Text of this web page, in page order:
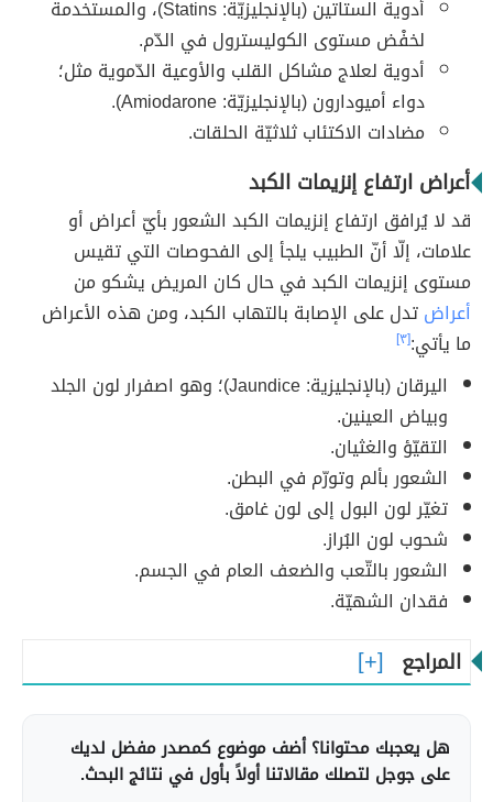
أدوية الستاتين (بالإنجليزيّة: Statins)، والمستخدمة
لخفْض مستوى الكوليسترول في الدّم.
أدوية لعلاج مشاكل القلب والأوعية الدّموية مثل؛
دواء أميودارون (بالإنجليزيّة: Amiodarone).
مضادات الاكتئاب ثلاثيّة الحلقات.
أعراض ارتفاع إنزيمات الكبد
قد لا يُرافق ارتفاع إنزيمات الكبد الشعور بأيّ أعراض أو
علامات، إلّا أنّ الطبيب يلجأ إلى الفحوصات التي تقيس
مستوى إنزيمات الكبد في حال كان المريض يشكو من
أعراضتدل على الإصابة بالتهاب الكبد، ومن هذه الأعراض
ما يأتي:[٣]
اليرقان (بالإنجليزية: Jaundice)؛ وهو اصفرار لون الجلد
وبياض العينين.
التقيّؤ والغثيان.
الشعور بألم وتورّم في البطن.
تغيّر لون البول إلى لون غامق.
شحوب لون البُراز.
الشعور بالتّعب والضعف العام في الجسم.
فقدان الشهيّة.
المراجع
هل يعجبك محتوانا؟ أضف موضوع كمصدر مفضل لديك
على جوجل لتصلك مقالاتنا أولاً بأول في نتائج البحث.